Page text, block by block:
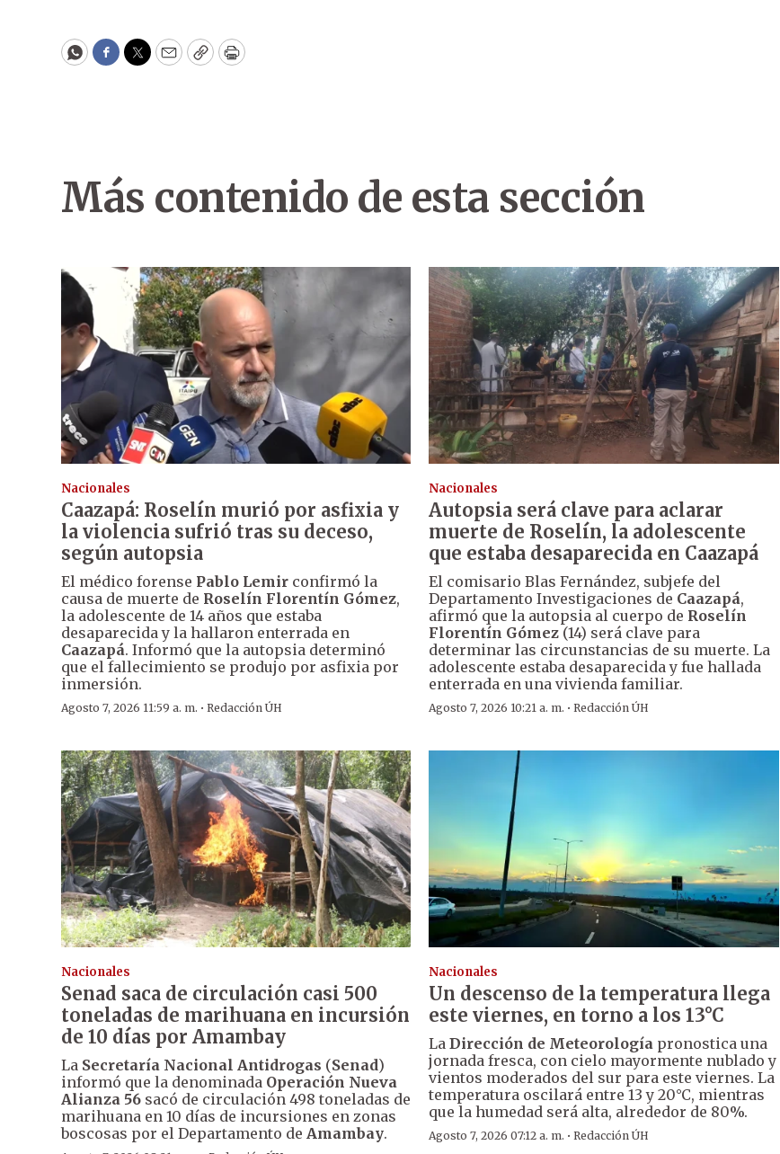
WhatsApp
Facebook
Twitter
EmailCopyPrint
Más contenido de esta sección
Nacionales
Caazapá: Roselín murió por asfixia y
la violencia sufrió tras su deceso,
según autopsia
El médico forense Pablo Lemir confirmó la
causa de muerte de Roselín Florentín Gómez,
la adolescente de 14 años que estaba
desaparecida y la hallaron enterrada en
Caazapá. Informó que la autopsia determinó
que el fallecimiento se produjo por asfixia por
inmersión.
Agosto 7, 2026 11:59 a. m. · Redacción ÚH
Nacionales
Autopsia será clave para aclarar
muerte de Roselín, la adolescente
que estaba desaparecida en Caazapá
El comisario Blas Fernández, subjefe del
Departamento Investigaciones de Caazapá,
afirmó que la autopsia al cuerpo de Roselín
Florentín Gómez (14) será clave para
determinar las circunstancias de su muerte. La
adolescente estaba desaparecida y fue hallada
enterrada en una vivienda familiar.
Agosto 7, 2026 10:21 a. m. ·Redacción ÚH
Nacionales
Senad saca de circulación casi 500
toneladas de marihuana en incursión
de 10 días por Amambay
La Secretaría Nacional Antidrogas (Senad)
informó que la denominada Operación Nueva
Alianza 56 sacó de circulación 498 toneladas de
marihuana en 10 días de incursiones en zonas
boscosas por el Departamento de Amambay.
Nacionales
Un descenso de la temperatura llega
este viernes, en torno a los 13°C
LaDirección de Meteorología pronostica una
jornada fresca, con cielo mayormente nublado y
vientos moderados del sur para este viernes. La
temperatura oscilará entre 13 y 20°C, mientras
que la humedad será alta, alrededor de 80%.
Agosto 7, 2026 07:12 a. m. ·Redacción ÚH